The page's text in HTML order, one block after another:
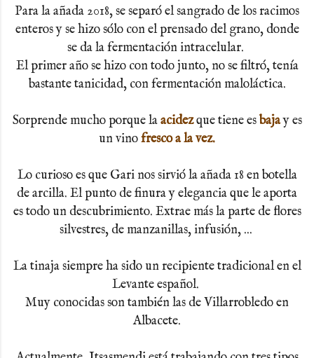
Para la añada 2018, se separó el sangrado de los racimos
enteros y se hizo sólo con el prensado del grano, donde
se da la fermentación intracelular.
El primer año se hizo con todo junto, no se filtró, tenía
bastante tanicidad, con fermentación maloláctica.
Sorprende mucho porque laacidezque tiene esbajay es
un vinofresco a la vez.
Lo curioso es que Gari nos sirvió la añada 18 en botella
de arcilla. El punto de finura y elegancia que le aporta
es todo un descubrimiento. Extrae más la parte de flores
silvestres, de manzanillas, infusión, ...
La tinaja siempre ha sido un recipiente tradicional en el
Levante español.
Muy conocidas son también las de Villarrobledo en
Albacete.